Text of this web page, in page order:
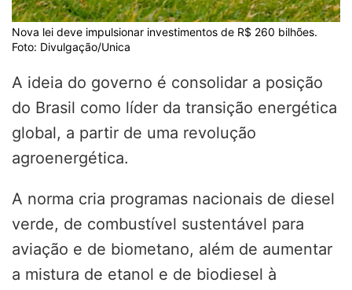
Nova lei deve impulsionar investimentos de R$ 260 bilhões.
Foto: Divulgação/Unica
A ideia do governo é consolidar a posição
do Brasil como líder da transição energética
global, a partir de uma revolução
agroenergética.
A norma cria programas nacionais de diesel
verde, de combustível sustentável para
aviação e de biometano, além de aumentar
a mistura de etanol e de biodiesel à